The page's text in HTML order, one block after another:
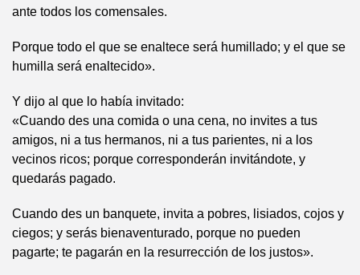
ante todos los comensales.
Porque todo el que se enaltece será humillado; y el que se
humilla será enaltecido».
Y dijo al que lo había invitado:
«Cuando des una comida o una cena, no invites a tus
amigos, ni a tus hermanos, ni a tus parientes, ni a los
vecinos ricos; porque corresponderán invitándote, y
quedarás pagado.
Cuando des un banquete, invita a pobres, lisiados, cojos y
ciegos; y serás bienaventurado, porque no pueden
pagarte; te pagarán en la resurrección de los justos».